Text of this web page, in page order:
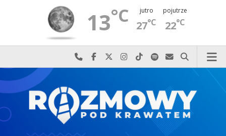
13°C jutro
27°C
pojutrze
22°C
Najlepiej po prostu do nas zadzwoń
Odwiedź nas na Facebook-u
Odwiedź nas na X
Odwiedź nas na Instagram-ie
Odwiedź nas na TikTok-u
Szukaj nas na Spotify
Wyślij do nas
Szukaj